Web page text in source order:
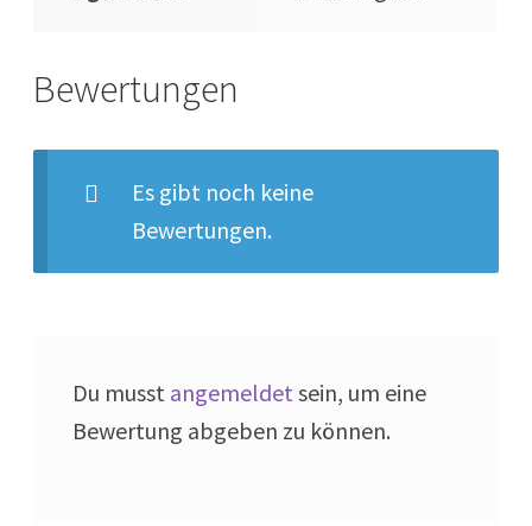
Bewertungen
Es gibt noch keine
Bewertungen.
Du musst angemeldet sein, um eine
Bewertung abgeben zu können.